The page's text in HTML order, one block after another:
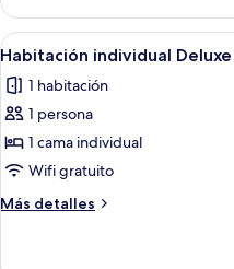
Premier,
balcón,
vista
mar
Abrir
todas
las
fotos
de
Habitación
individual
Deluxe
2
Habitación individual Deluxe
1 habitación
1 persona
1 cama individual
Wifi gratuito
Más detalles
Más